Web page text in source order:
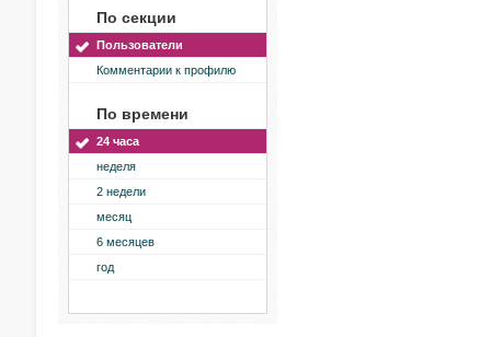
По секции
Пользователи
Комментарии к профилю
По времени
24 часа
неделя
2 недели
месяц
6 месяцев
год